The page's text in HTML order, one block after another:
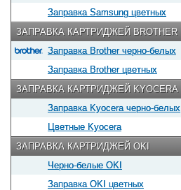
Заправка Samsung цветных
ЗАПРАВКА КАРТРИДЖЕЙ BROTHER
Заправка Brother черно-белых
Заправка Brother цветных
ЗАПРАВКА КАРТРИДЖЕЙ KYOCERA
Заправка Kyocera черно-белых
Цветные Kyocera
ЗАПРАВКА КАРТРИДЖЕЙ OKI
Черно-белые OKI
Заправка OKI цветных